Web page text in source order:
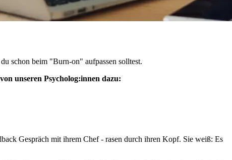
schon beim "Burn-on" aufpassen solltest.
unseren Psycholog:innen dazu:
Gespräch mit ihrem Chef - rasen durch ihren Kopf. Sie weiß: Es